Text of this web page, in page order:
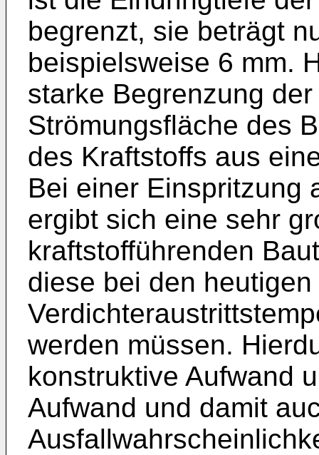
begrenzt, sie beträgt
beispielsweise 6 mm.
starke Begrenzung
Strömungsfläche des
des Kraftstoffs aus
Bei einer Einspritzung
ergibt sich eine sehr
kraftstofführenden
diese bei den heutigen
werden müssen.
konstruktive Aufwand
Aufwand und damit